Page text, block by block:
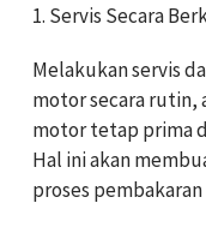
1. Servis Secara
Melakukan servis
motor secara rutin,
motor tetap prima
Hal ini akan
proses